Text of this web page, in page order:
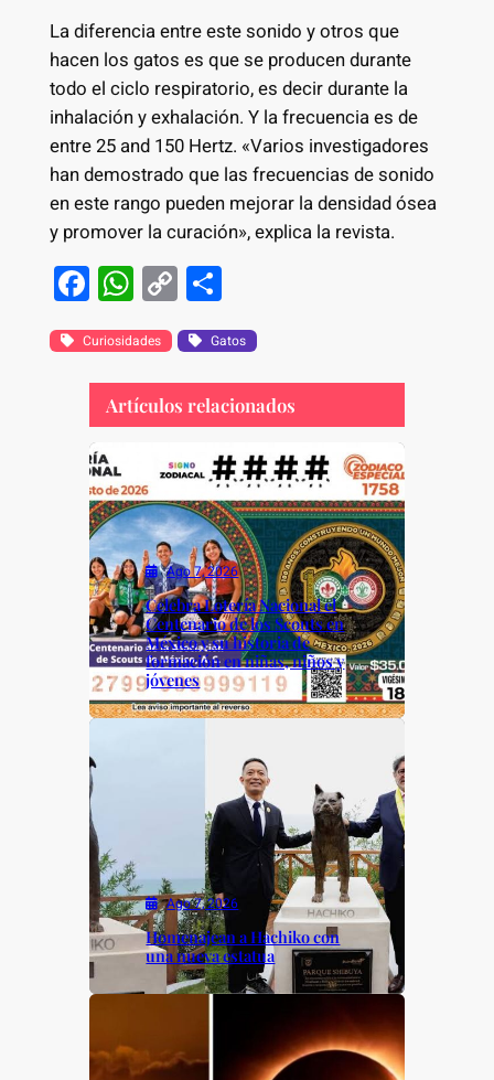
La diferencia entre este sonido y otros que
hacen los gatos es que se producen durante
todo el ciclo respiratorio, es decir durante la
inhalación y exhalación. Y la frecuencia es de
entre 25 and 150 Hertz. «Varios investigadores
han demostrado que las frecuencias de sonido
en este rango pueden mejorar la densidad ósea
y promover la curación», explica la revista.
F
a
c
e
b
o
o
k
W
h
at
s
A
p
C
o
p
y
Li
n
k
S
h
ar
e
Curiosidades Gatos
Artículos relacionados
Ago 7, 2026
Celebra Lotería Nacional el
Centenario de los Scouts en
México y su historia de
formación en niñas, niños y
jóvenes
Ago 7, 2026
Homenajean a Hachiko con
una nueva estatua